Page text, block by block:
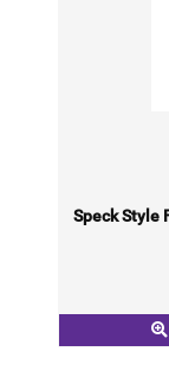
Speck Style